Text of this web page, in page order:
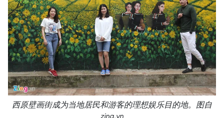
西原壁画街成为当地居民和游客的理想娱乐目的地。图自
zing.vn